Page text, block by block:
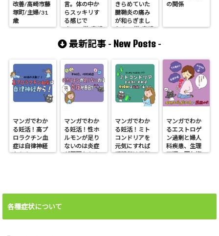
改善/高崎市藤
塚町/主婦/31
歳
言。体の中か
らスッキリす
る感じで
す/A.N様/高崎
市/35歳
きらめていた
腱鞘炎の痛み
が和らぎまし
た！/H様/高崎
の関係
最新記事 - New Posts -
マンガでわか
る妊活！高プ
ロラクチン血
症は自律神経
から！
マンガでわか
る妊活！性ホ
ルモンが足り
ないのは炎症
が原因かも！
マンガでわか
る妊活！ミト
コンドリアを
元気にすれば
受精卵は元気
マンガでわか
るエストロゲ
ン過剰と婦人
科疾患、生理
不順、更年期
各種症状について